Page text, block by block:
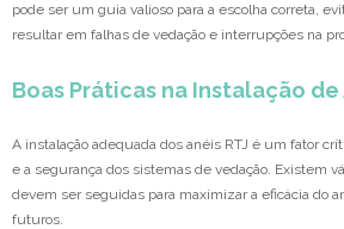
pode ser um guia valioso para a escolha correta,
resultar em falhas de vedação e interrupções na
Boas Práticas na Instalação de
A instalação adequada dos anéis RTJ é um fator
e a segurança dos sistemas de vedação. Existem
devem ser seguidas para maximizar a eficácia do
futuros.